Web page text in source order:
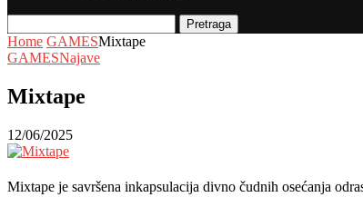
Pretraga
Home GAMESMixtape
GAMESNajave
Mixtape
12/06/2025
Mixtape je savršena inkapsulacija divno čudnih osećanja